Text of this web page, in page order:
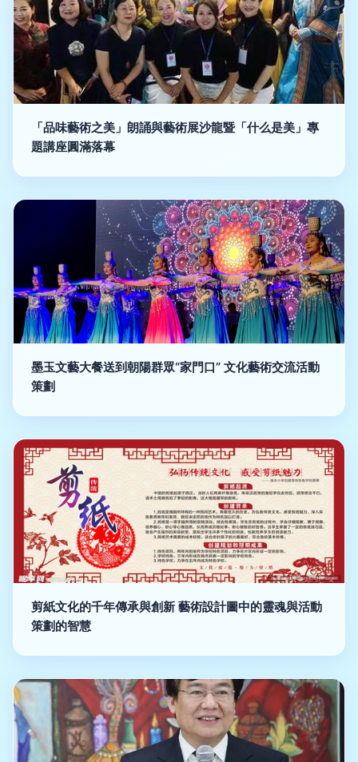
「品味藝術之美」朗誦與藝術展沙龍暨「什么是美」專
題講座圓滿落幕
墨玉文藝大餐送到朝陽群眾“家門口” 文化藝術交流活動
策劃
剪紙文化的千年傳承與創新 藝術設計圖中的靈魂與活動
策劃的智慧